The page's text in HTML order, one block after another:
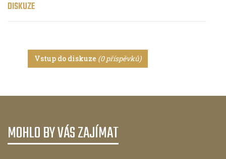
DISKUZE
Vstup do diskuze (0 příspěvků)
MOHLO BY VÁS ZAJÍMAT